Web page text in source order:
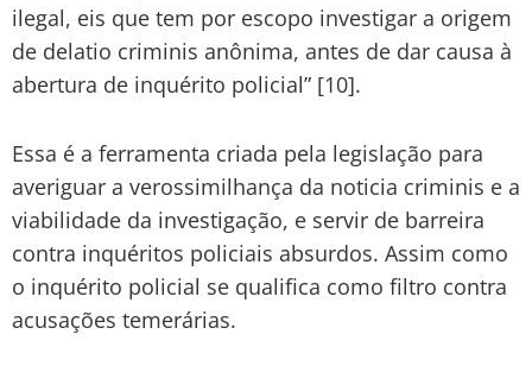
ilegal, eis que tem por escopo investigar a origem
de delatio criminis anônima, antes de dar causa à
abertura de inquérito policial” [10].
Essa é a ferramenta criada pela legislação para
averiguar a verossimilhança da noticia criminis e a
viabilidade da investigação, e servir de barreira
contra inquéritos policiais absurdos. Assim como
o inquérito policial se qualifica como filtro contra
acusações temerárias.